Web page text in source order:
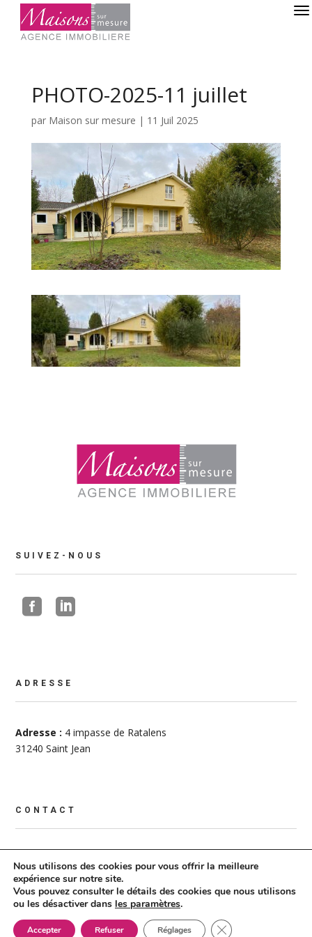
PHOTO-2025-11 juillet
par Maison sur mesure | 11 Juil 2025
SUIVEZ-NOUS
 
ADRESSE
Adresse : 4 impasse de Ratalens
31240 Saint Jean
CONTACT
Agence
05 34 25 18 26
Isabelle BESSEDE
Benoît GEYER: 06 82 57 84 18
Maisons sur mesure – Tous droits réservés – 2021 –
Nous utilisons des cookies pour vous offrir la meilleure
expérience sur notre site.
Vous pouvez consulter le détails des cookies que nous utilisons
ou les désactiver dans les paramètres.
Accepter Refuser Réglages Fermer la bannière